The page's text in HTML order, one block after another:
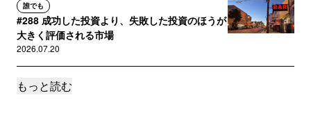
誰でも
#288 成功した投資より、失敗した投資のほうが
大きく評価される市場
2026.07.20
誰でも
もっと読む